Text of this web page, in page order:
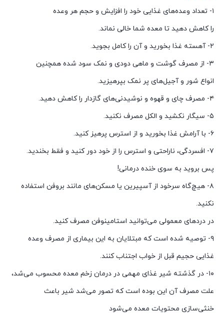
۱- تعداد وعده‌های غذایی خود را افزایش و حجم هر وعده
را کاهش دهید تا معده شما خالی نماند.
۲- آهسته غذا بخورید و آن را کامل بجوید.
۳- از مصرف گوشت و ماهی دودی و نمک سود شده همچنین
انواع شور و آجیل‌های پر نمک بپرهیزید.
۴- مصرف چای و قهوه و نوشیدنی‌های گازدار را کاهش دهید.
۵- سیگار نکشید و الکل مصرف نکنید.
۶- با آرامش غذا بخورید و از استرس پرهیز کنید.
۷- افسردگی، ناراحتی و استرس را از خود دور کنید و فقط بخندید.
پس بروید به سوی خنده درمانی!
۸- هیچ‌گاه سرخود از آسپیرین یا مسکن‌های مانند بروفن استفاده
نکنید.
در دردهای معمولی می‌توانید استامینوفن مصرف کنید.
۹- توصیه شده است که مبتلایان به این بیماری از مصرف وعده
غذایی حجیم قبل از خواب اجتناب کنند.
۱۰- در گذشته شیر غذای مهمی ‌در درمان زخم معده محسوب می‌شد،
علت مصرف آن این بوده است که تصور می‌شد شیر باعث
خنثی‌سازی محتویات معده می‌شود